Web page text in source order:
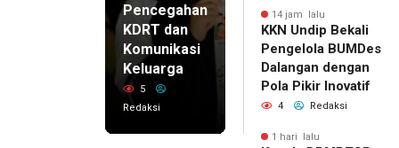
Pencegahan
KDRT dan
Komunikasi
Keluarga
5
Redaksi
14 jam lalu
KKN Undip Bekali
Pengelola BUMDes
Dalangan dengan
Pola Pikir Inovatif
4 Redaksi
1 hari lalu